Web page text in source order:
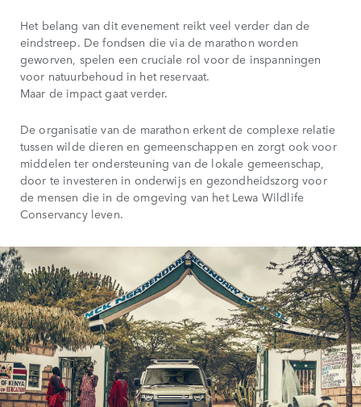
Het belang van dit evenement reikt veel verder dan de
eindstreep. De fondsen die via de marathon worden
geworven, spelen een cruciale rol voor de inspanningen
voor natuurbehoud in het reservaat.
Maar de impact gaat verder.
De organisatie van de marathon erkent de complexe relatie
tussen wilde dieren en gemeenschappen en zorgt ook voor
middelen ter ondersteuning van de lokale gemeenschap,
door te investeren in onderwijs en gezondheidszorg voor
de mensen die in de omgeving van het Lewa Wildlife
Conservancy leven.